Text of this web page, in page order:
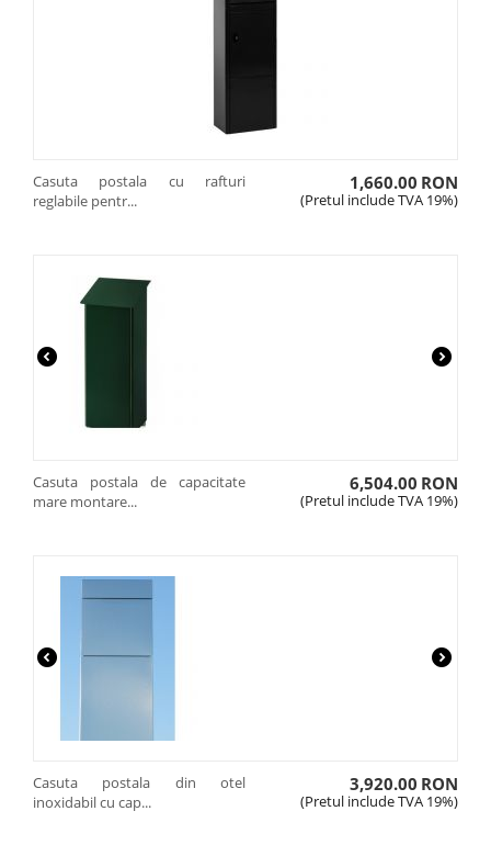
Casuta postala cu rafturi
reglabile pentr...
1,660.00 RON
(Pretul include TVA 19%)
Casuta postala de capacitate
mare montare...
6,504.00 RON
(Pretul include TVA 19%)
Casuta postala din otel
inoxidabil cu cap...
3,920.00 RON
(Pretul include TVA 19%)